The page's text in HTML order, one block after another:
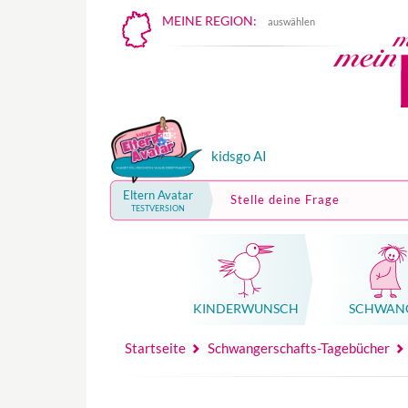
MEINE REGION: auswählen
kidsgo AI
Eltern Avatar
TESTVERSION
Stelle deine Frage
KINDER­WUNSCH
Startseite Schwangerschafts-Tagebücher